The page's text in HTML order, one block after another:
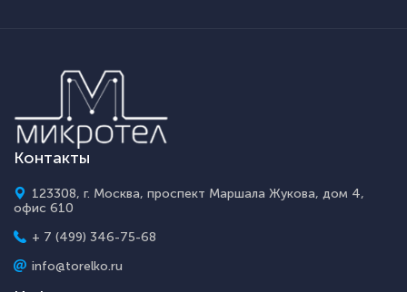
Контакты
123308, г. Москва, проспект Маршала Жукова, дом 4,
офис 610
+ 7 (499) 346-75-68
info@torelko.ru